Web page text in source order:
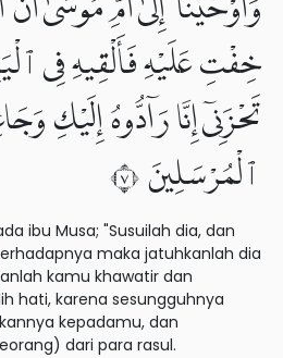
خِفْتِ عَلَيْهِ فَأَلْقِيهِ فِى
تَحْزَنِىٓ إِنَّا رَآدُّوهُ إِلَيْكِ
ٱلْمُرْسَلِينَ ٧
ibu Musa; "Susuilah dia, dan
maka jatuhkanlah dia
kamu khawatir dan
hati, karena sesungguhnya
kepadamu, dan
dari para rasul.